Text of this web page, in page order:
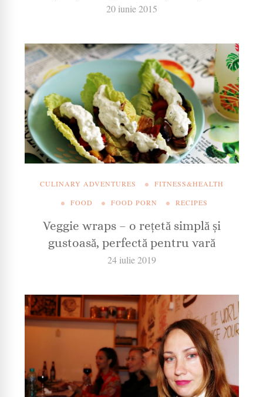
20 iunie 2015
CULINARY ADVENTURES
FITNESS&HEALTH
FOOD
FOOD PORN RECIPES
Veggie wraps – o rețetă simplă și
gustoasă, perfectă pentru vară
24 iulie 2019